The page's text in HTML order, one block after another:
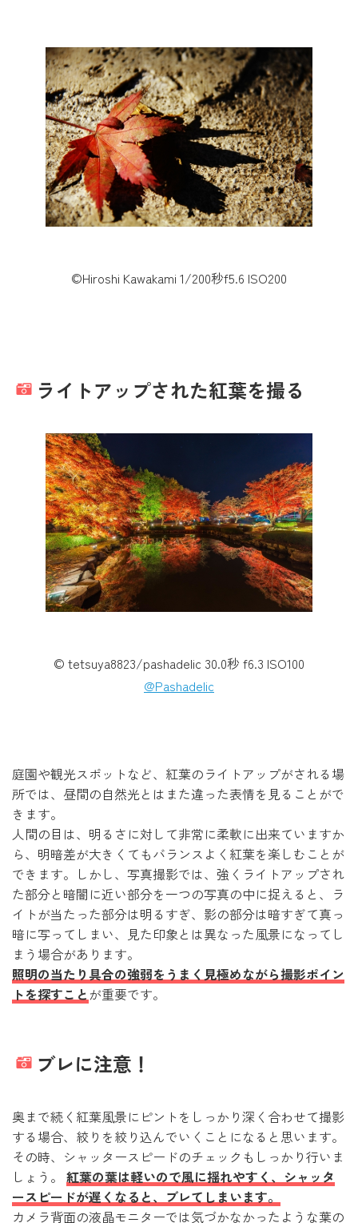
©Hiroshi Kawakami 1/200秒f5.6 ISO200
ライトアップされた紅葉を撮る
© tetsuya8823/pashadelic 30.0秒 f6.3 ISO100
@Pashadelic
庭園や観光スポットなど、紅葉のライトアップがされる場
所では、昼間の自然光とはまた違った表情を見ることがで
きます。
人間の目は、明るさに対して非常に柔軟に出来ていますか
ら、明暗差が大きくてもバランスよく紅葉を楽しむことが
できます。しかし、写真撮影では、強くライトアップされ
た部分と暗闇に近い部分を一つの写真の中に捉えると、ラ
イトが当たった部分は明るすぎ、影の部分は暗すぎて真っ
暗に写ってしまい、見た印象とは異なった風景になってし
まう場合があります。
照明の当たり具合の強弱をうまく見極めながら撮影ポイン
トを探すこと が重要です。
ブレに注意！
奥まで続く紅葉風景にピントをしっかり深く合わせて撮影
する場合、絞りを絞り込んでいくことになると思います。
その時、シャッタースピードのチェックもしっかり行いま
しょう。 紅葉の葉は軽いので風に揺れやすく、シャッタ
ースピードが遅くなると、ブレてしまいます。
カメラ背面の液晶モニターでは気づかなかったような葉の